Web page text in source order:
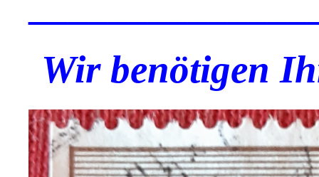
Wir benötigen